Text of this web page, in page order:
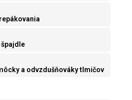
špajdle
a odvzdušňováky tlmičov